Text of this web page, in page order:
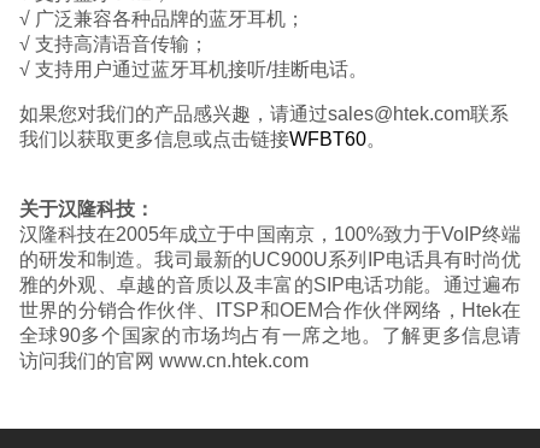
√ 广泛兼容各种品牌的蓝牙耳机；
√ 支持高清语音传输；
√ 支持用户通过蓝牙耳机接听/挂断电话。
如果您对我们的产品感兴趣，请通过sales@htek.com联系
我们以获取更多信息或点击链接WFBT60。
关于汉隆科技：
汉隆科技在2005年成立于中国南京，100%致力于VoIP终端
的研发和制造。我司最新的UC900U系列IP电话具有时尚优
雅的外观、卓越的音质以及丰富的SIP电话功能。通过遍布
世界的分销合作伙伴、ITSP和OEM合作伙伴网络，Htek在
全球90多个国家的市场均占有一席之地。了解更多信息请
访问我们的官网 www.cn.htek.com